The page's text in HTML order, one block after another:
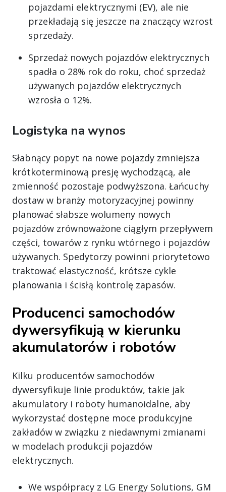
pojazdami elektrycznymi (EV), ale nie
przekładają się jeszcze na znaczący wzrost
sprzedaży.
Sprzedaż nowych pojazdów elektrycznych
spadła o 28% rok do roku, choć sprzedaż
używanych pojazdów elektrycznych
wzrosła o 12%.
Logistyka na wynos
Słabnący popyt na nowe pojazdy zmniejsza
krótkoterminową presję wychodzącą, ale
zmienność pozostaje podwyższona. Łańcuchy
dostaw w branży motoryzacyjnej powinny
planować słabsze wolumeny nowych
pojazdów zrównoważone ciągłym przepływem
części, towarów z rynku wtórnego i pojazdów
używanych. Spedytorzy powinni priorytetowo
traktować elastyczność, krótsze cykle
planowania i ścisłą kontrolę zapasów.
Producenci samochodów
dywersyfikują w kierunku
akumulatorów i robotów
Kilku producentów samochodów
dywersyfikuje linie produktów, takie jak
akumulatory i roboty humanoidalne, aby
wykorzystać dostępne moce produkcyjne
zakładów w związku z niedawnymi zmianami
w modelach produkcji pojazdów
elektrycznych.
We współpracy z LG Energy Solutions, GM